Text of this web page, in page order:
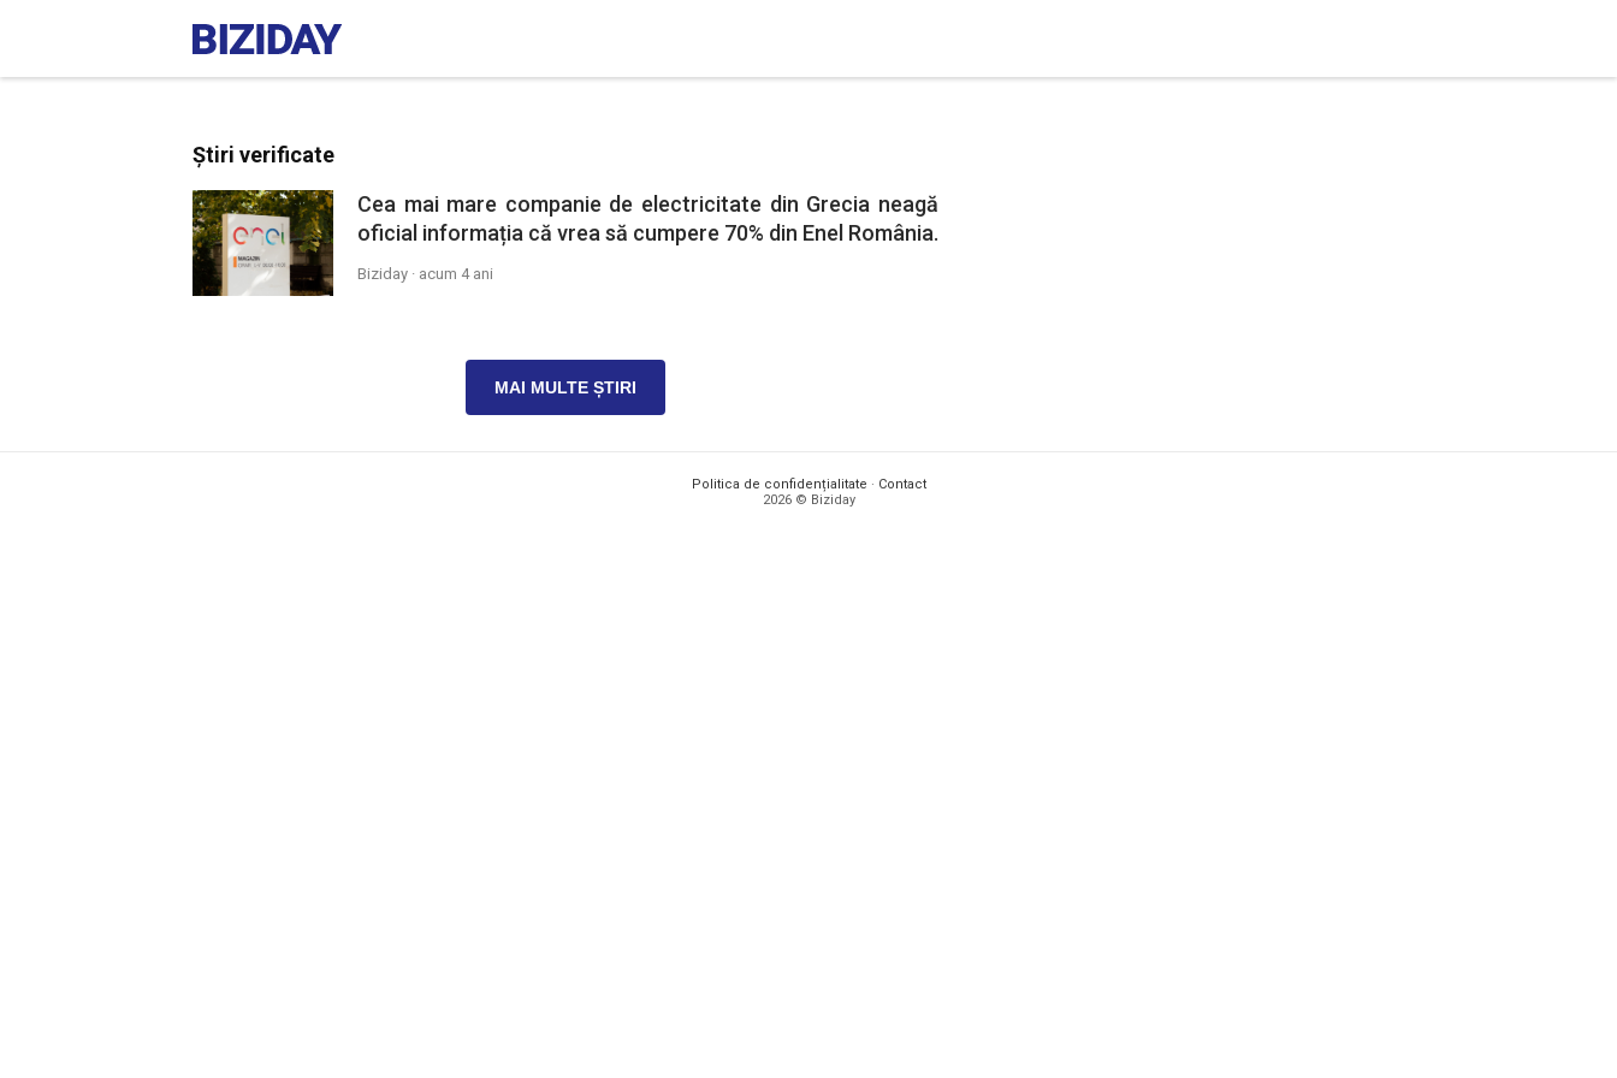
Știri verificate
Cea mai mare companie de electricitate din Grecia neagă
oficial informația că vrea să cumpere 70% din Enel România.
Biziday · acum 4 ani
MAI MULTE ȘTIRI
Politica de confidențialitate · Contact
2026 © Biziday